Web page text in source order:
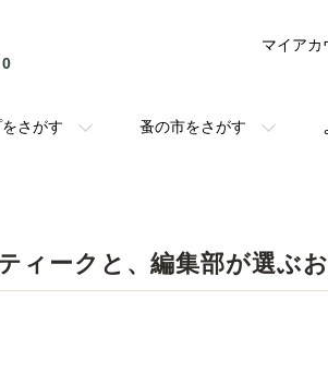
0
さがす 蚤の市をさがす
マイアカ
ィークと、編集部が選ぶ